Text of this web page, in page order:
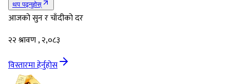
थप पढ्नुहोस्
आजको सुन र चाँदीको दर
२२ श्रावण , २,०८३
विस्तारमा हेर्नुहोस